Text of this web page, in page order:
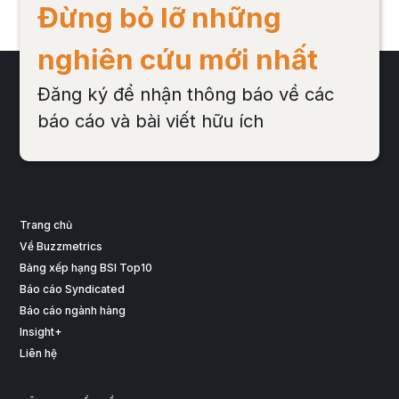
Đừng bỏ lỡ những
nghiên cứu mới nhất
Đăng ký để nhận thông báo về các
báo cáo và bài viết hữu ích
Trang chủ
Về Buzzmetrics
Bảng xếp hạng BSI Top10
Báo cáo Syndicated
Báo cáo ngành hàng
Insight+
Liên hệ